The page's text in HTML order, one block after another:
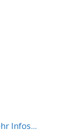
Infos...